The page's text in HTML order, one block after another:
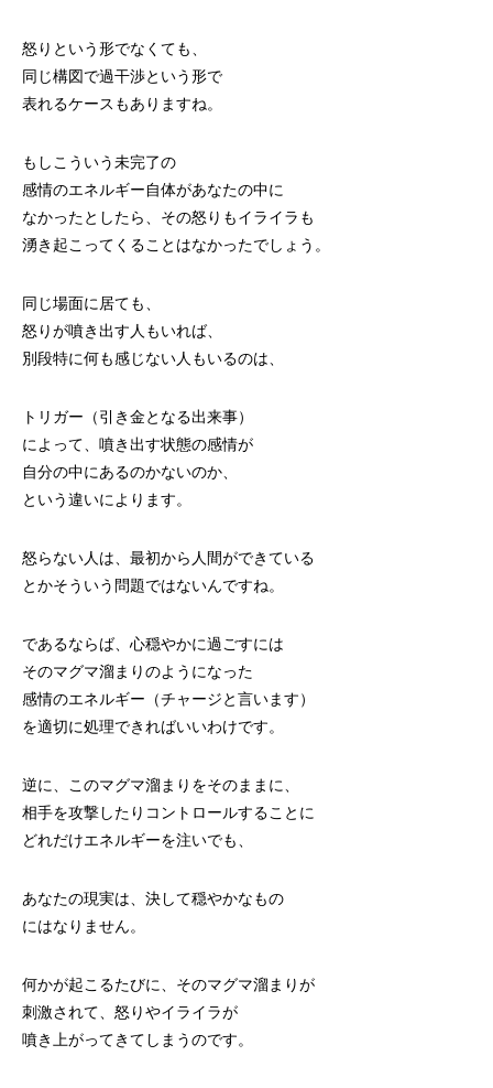
怒りという形でなくても、
同じ構図で過干渉という形で
表れるケースもありますね。
もしこういう未完了の
感情のエネルギー自体があなたの中に
なかったとしたら、その怒りもイライラも
湧き起こってくることはなかったでしょう。
同じ場面に居ても、
怒りが噴き出す人もいれば、
別段特に何も感じない人もいるのは、
トリガー（引き金となる出来事）
によって、噴き出す状態の感情が
自分の中にあるのかないのか、
という違いによります。
怒らない人は、最初から人間ができている
とかそういう問題ではないんですね。
であるならば、心穏やかに過ごすには
そのマグマ溜まりのようになった
感情のエネルギー（チャージと言います）
を適切に処理できればいいわけです。
逆に、このマグマ溜まりをそのままに、
相手を攻撃したりコントロールすることに
どれだけエネルギーを注いでも、
あなたの現実は、決して穏やかなもの
にはなりません。
何かが起こるたびに、そのマグマ溜まりが
刺激されて、怒りやイライラが
噴き上がってきてしまうのです。